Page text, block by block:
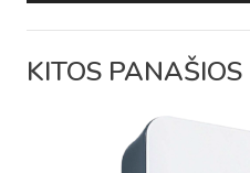
KITOS PANAŠIOS